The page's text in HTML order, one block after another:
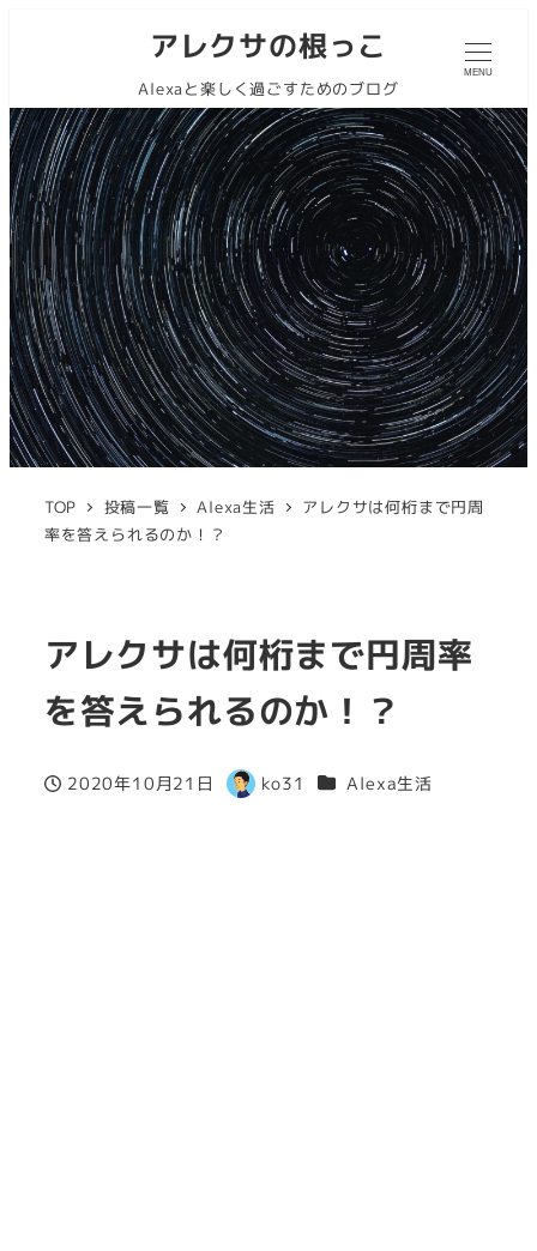
アレクサの根っこ
Alexaと楽しく過ごすためのブログ
MENU
TOP 投稿一覧 Alexa生活
アレクサは何桁まで円周
率を答えられるのか！？
アレクサは何桁まで円周率
を答えられるのか！？
投稿日
2020年10月21日
著
ko31 カテゴリー
Alexa生活